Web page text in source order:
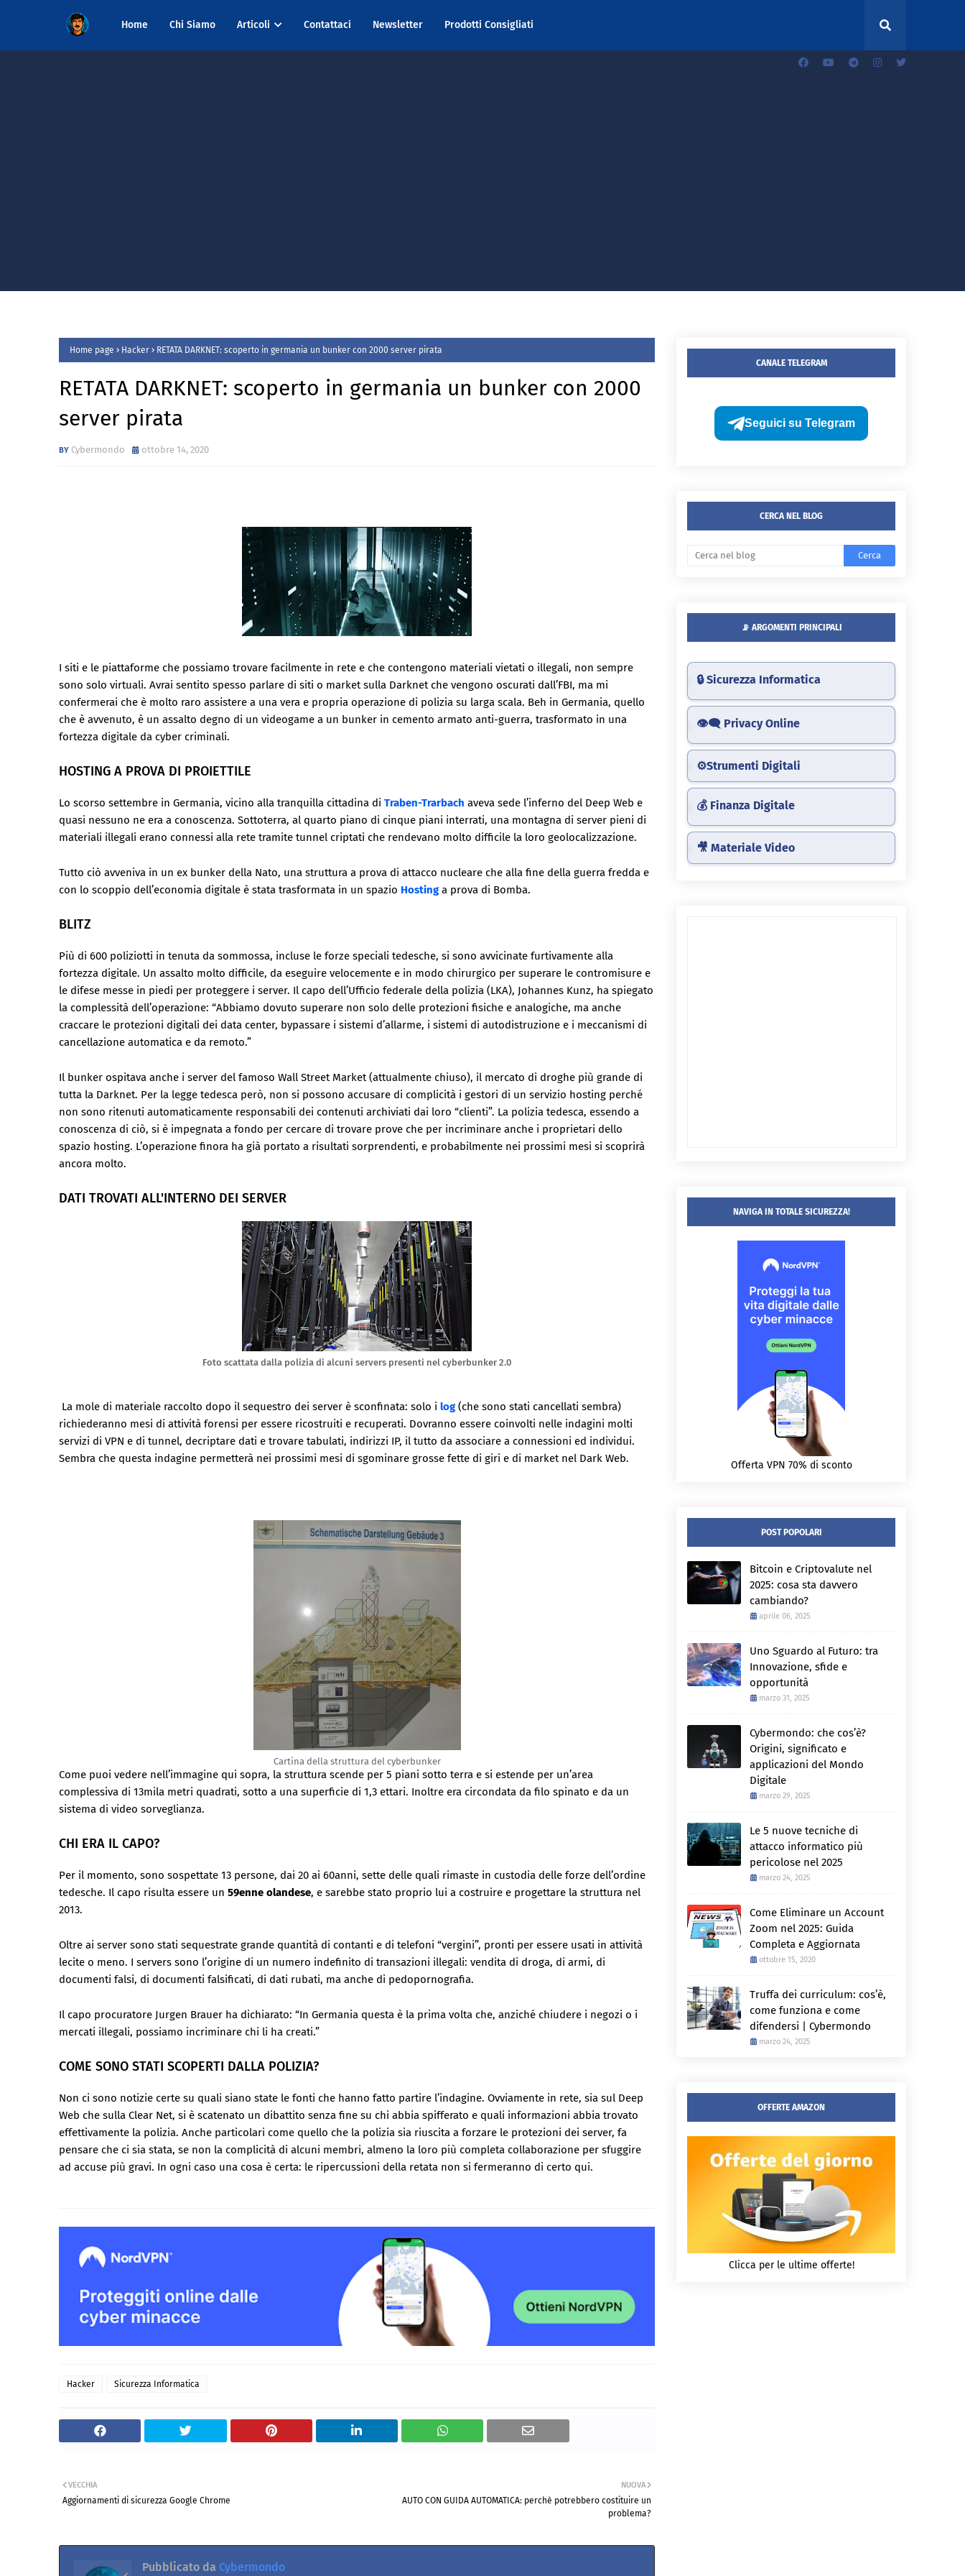
Home Chi Siamo Articoli Contattaci Newsletter Prodotti Consigliati
Home page Hacker RETATA DARKNET: scoperto in germania un bunker con 2000 server pirata
RETATA DARKNET: scoperto in germania un bunker con 2000
server pirata
Cybermondo ottobre 14, 2020
I siti e le piattaforme che possiamo trovare facilmente in rete e che contengono materiali vietati o illegali, non sempre
sono solo virtuali. Avrai sentito spesso parlare di siti o market sulla Darknet che vengono oscurati dall’FBI, ma mi
confermerai che è molto raro assistere a una vera e propria operazione di polizia su larga scala. Beh in Germania, quello
che è avvenuto, è un assalto degno di un videogame a un bunker in cemento armato anti-guerra, trasformato in una
fortezza digitale da cyber criminali.
HOSTING A PROVA DI PROIETTILE
Lo scorso settembre in Germania, vicino alla tranquilla cittadina di Traben-Trarbach aveva sede l’inferno del Deep Web e
quasi nessuno ne era a conoscenza. Sottoterra, al quarto piano di cinque piani interrati, una montagna di server pieni di
materiali illegali erano connessi alla rete tramite tunnel criptati che rendevano molto difficile la loro geolocalizzazione.
Tutto ciò avveniva in un ex bunker della Nato, una struttura a prova di attacco nucleare che alla fine della guerra fredda e
con lo scoppio dell’economia digitale è stata trasformata in un spazio Hostinga prova di Bomba.
BLITZ
Più di 600 poliziotti in tenuta da sommossa, incluse le forze speciali tedesche, si sono avvicinate furtivamente alla
fortezza digitale. Un assalto molto difficile, da eseguire velocemente e in modo chirurgico per superare le contromisure e
le difese messe in piedi per proteggere i server. Il capo dell’Ufficio federale della polizia (LKA), Johannes Kunz, ha spiegato
la complessità dell’operazione: “Abbiamo dovuto superare non solo delle protezioni fisiche e analogiche, ma anche
craccare le protezioni digitali dei data center, bypassare i sistemi d’allarme, i sistemi di autodistruzione e i meccanismi di
cancellazione automatica e da remoto.”
Il bunker ospitava anche i server del famoso Wall Street Market (attualmente chiuso), il mercato di droghe più grande di
tutta la Darknet. Per la legge tedesca però, non si possono accusare di complicità i gestori di un servizio hosting perché
non sono ritenuti automaticamente responsabili dei contenuti archiviati dai loro “clienti”. La polizia tedesca, essendo a
conoscenza di ciò, si è impegnata a fondo per cercare di trovare prove che per incriminare anche i proprietari dello
spazio hosting. L’operazione finora ha già portato a risultati sorprendenti, e probabilmente nei prossimi mesi si scoprirà
ancora molto.
DATI TROVATI ALL'INTERNO DEI SERVER
Foto scattata dalla polizia di alcuni servers presenti nel cyberbunker 2.0
La mole di materiale raccolto dopo il sequestro dei server è sconfinata: solo i log(che sono stati cancellati sembra)
richiederanno mesi di attività forensi per essere ricostruiti e recuperati. Dovranno essere coinvolti nelle indagini molti
servizi di VPN e di tunnel, decriptare dati e trovare tabulati, indirizzi IP, il tutto da associare a connessioni ed individui.
Sembra che questa indagine permetterà nei prossimi mesi di sgominare grosse fette di giri e di market nel Dark Web.
Cartina della struttura del cyberbunker
Come puoi vedere nell’immagine qui sopra, la struttura scende per 5 piani sotto terra e si estende per un’area
complessiva di 13mila metri quadrati, sotto a una superficie di 1,3 ettari. Inoltre era circondata da filo spinato e da un
sistema di video sorveglianza.
CHI ERA IL CAPO?
Per il momento, sono sospettate 13 persone, dai 20 ai 60anni, sette delle quali rimaste in custodia delle forze dell’ordine
tedesche. Il capo risulta essere un 59enne olandese, e sarebbe stato proprio lui a costruire e progettare la struttura nel
2013.
Oltre ai server sono stati sequestrate grande quantità di contanti e di telefoni “vergini”, pronti per essere usati in attività
lecite o meno. I servers sono l’origine di un numero indefinito di transazioni illegali: vendita di droga, di armi, di
documenti falsi, di documenti falsificati, di dati rubati, ma anche di pedopornografia.
Il capo procuratore Jurgen Brauer ha dichiarato: “In Germania questa è la prima volta che, anziché chiudere i negozi o i
mercati illegali, possiamo incriminare chi li ha creati.”
COME SONO STATI SCOPERTI DALLA POLIZIA?
Non ci sono notizie certe su quali siano state le fonti che hanno fatto partire l’indagine. Ovviamente in rete, sia sul Deep
Web che sulla Clear Net, si è scatenato un dibattito senza fine su chi abbia spifferato e quali informazioni abbia trovato
effettivamente la polizia. Anche particolari come quello che la polizia sia riuscita a forzare le protezioni dei server, fa
pensare che ci sia stata, se non la complicità di alcuni membri, almeno la loro più completa collaborazione per sfuggire
ad accuse più gravi. In ogni caso una cosa è certa: le ripercussioni della retata non si fermeranno di certo qui.
Hacker Sicurezza Informatica
NUOVA
AUTO CON GUIDA AUTOMATICA: perchè potrebbero costituire un
problema?
VECCHIA
Aggiornamenti di sicurezza Google Chrome
Pubblicato da Cybermondo
CANALE TELEGRAM
Seguici su Telegram
CERCA NEL BLOG
📡 ARGOMENTI PRINCIPALI
🔒 Sicurezza Informatica
👁️‍🗨️ Privacy Online
⚙️Strumenti Digitali
💰 Finanza Digitale
🎥 Materiale Video
NAVIGA IN TOTALE SICUREZZA!
Offerta VPN 70% di sconto
POST POPOLARI
Bitcoin e Criptovalute nel
2025: cosa sta davvero
cambiando?
aprile 06, 2025
Uno Sguardo al Futuro: tra
Innovazione, sfide e
opportunità
marzo 31, 2025
Cybermondo: che cos’è?
Origini, significato e
applicazioni del Mondo
Digitale
marzo 29, 2025
Le 5 nuove tecniche di
attacco informatico più
pericolose nel 2025
marzo 24, 2025
Come Eliminare un Account
Zoom nel 2025: Guida
Completa e Aggiornata
ottobre 15, 2020
Truffa dei curriculum: cos’è,
come funziona e come
difendersi | Cybermondo
marzo 24, 2025
OFFERTE AMAZON
Clicca per le ultime offerte!